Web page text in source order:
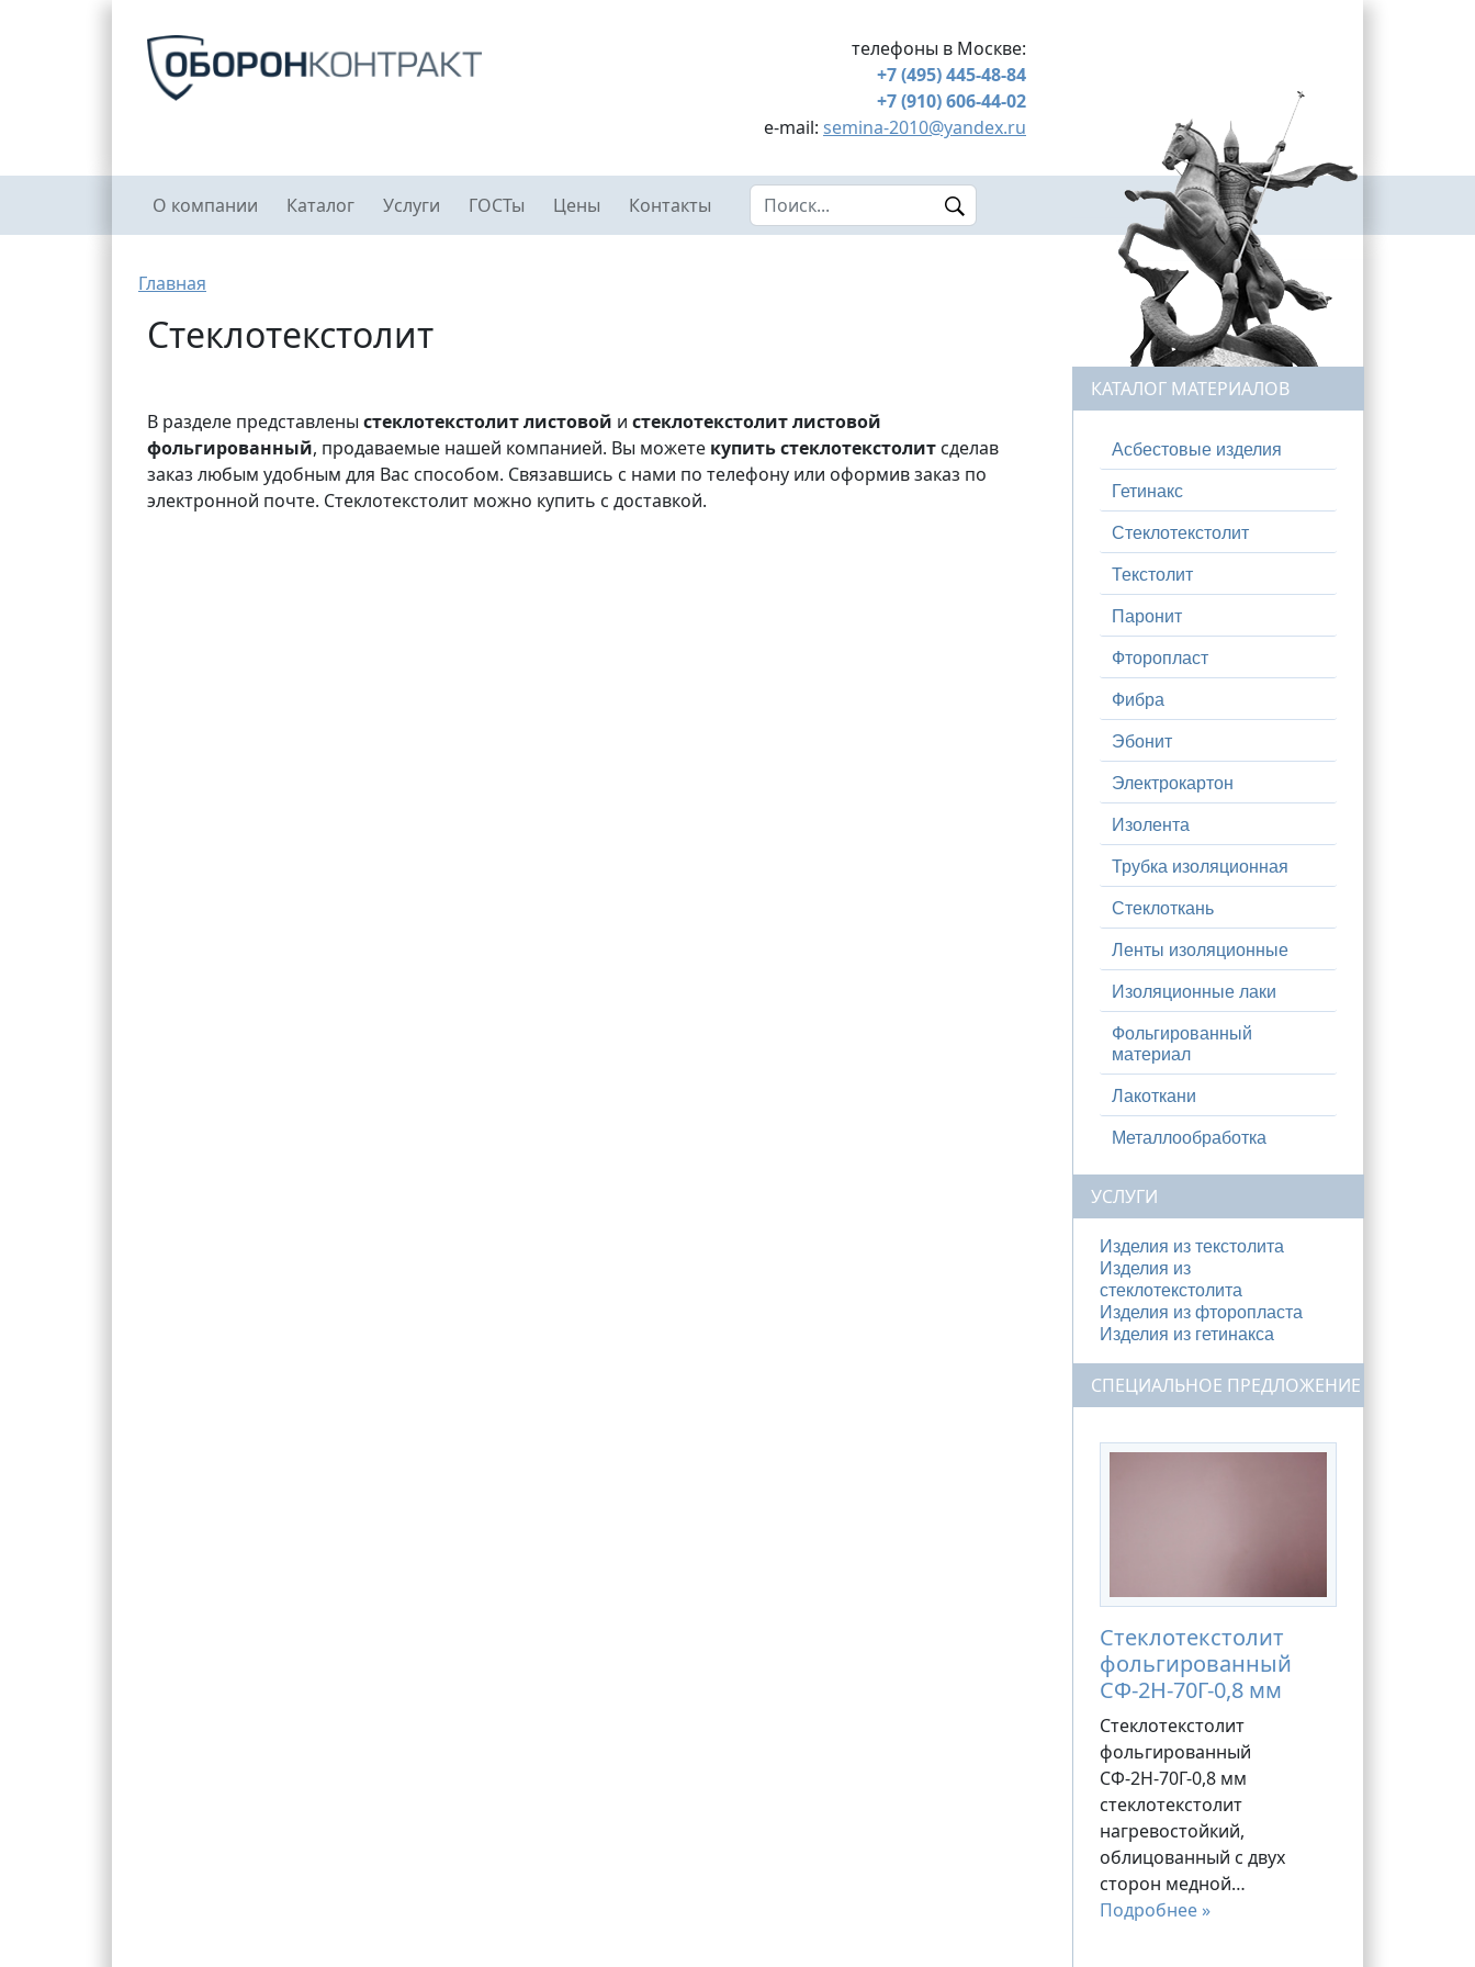
телефоны в Москве:
+7 (495) 445-48-84
+7 (910) 606-44-02
e-mail: semina-2010@yandex.ru
Главное меню
О компании Каталог Услуги ГОСТы Цены Контакты Search this site
Строка навигации
Главная
Стеклотекстолит
В разделе представлены стеклотекстолит листовой и стеклотекстолит листовой
фольгированный, продаваемые нашей компанией. Вы можете купить стеклотекстолит сделав
заказ любым удобным для Вас способом. Связавшись с нами по телефону или оформив заказ по
электронной почте. Стеклотекстолит можно купить с доставкой.
КАТАЛОГ МАТЕРИАЛОВ
Асбестовые изделия
Гетинакс
Стеклотекстолит
Текстолит
Паронит
Фторопласт
Фибра
Эбонит
Электрокартон
Изолента
Трубка изоляционная
Стеклоткань
Ленты изоляционные
Изоляционные лаки
Фольгированный
материал
Лакоткани
Металлообработка
УСЛУГИ
Изделия из текстолита
Изделия из
стеклотекстолита
Изделия из фторопласта
Изделия из гетинакса
СПЕЦИАЛЬНОЕ ПРЕДЛОЖЕНИЕ
Стеклотекстолит
фольгированный
СФ-2Н-70Г-0,8 мм
Стеклотекстолит
фольгированный
СФ-2Н-70Г-0,8 мм
стеклотекстолит
нагревостойкий,
облицованный с двух
сторон медной…
Подробнее »